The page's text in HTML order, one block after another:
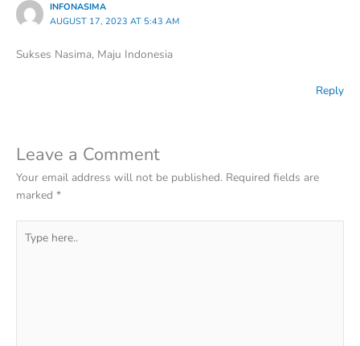
INFONASIMA
AUGUST 17, 2023 AT 5:43 AM
Sukses Nasima, Maju Indonesia
Reply
Leave a Comment
Your email address will not be published. Required fields are
marked *
here..